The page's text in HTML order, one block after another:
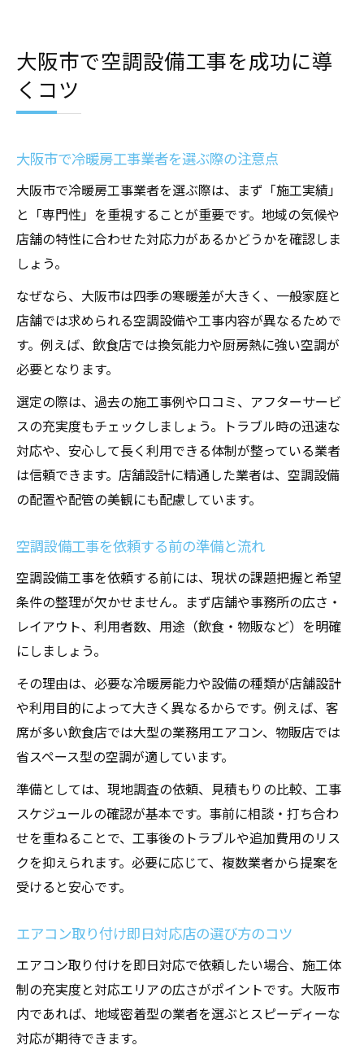
大阪市で空調設備工事を成功に導
くコツ
大阪市で冷暖房工事業者を選ぶ際の注意点
大阪市で冷暖房工事業者を選ぶ際は、まず「施工実績」
と「専門性」を重視することが重要です。地域の気候や
店舗の特性に合わせた対応力があるかどうかを確認しま
しょう。
なぜなら、大阪市は四季の寒暖差が大きく、一般家庭と
店舗では求められる空調設備や工事内容が異なるためで
す。例えば、飲食店では換気能力や厨房熱に強い空調が
必要となります。
選定の際は、過去の施工事例や口コミ、アフターサービ
スの充実度もチェックしましょう。トラブル時の迅速な
対応や、安心して長く利用できる体制が整っている業者
は信頼できます。店舗設計に精通した業者は、空調設備
の配置や配管の美観にも配慮しています。
空調設備工事を依頼する前の準備と流れ
空調設備工事を依頼する前には、現状の課題把握と希望
条件の整理が欠かせません。まず店舗や事務所の広さ・
レイアウト、利用者数、用途（飲食・物販など）を明確
にしましょう。
その理由は、必要な冷暖房能力や設備の種類が店舗設計
や利用目的によって大きく異なるからです。例えば、客
席が多い飲食店では大型の業務用エアコン、物販店では
省スペース型の空調が適しています。
準備としては、現地調査の依頼、見積もりの比較、工事
スケジュールの確認が基本です。事前に相談・打ち合わ
せを重ねることで、工事後のトラブルや追加費用のリス
クを抑えられます。必要に応じて、複数業者から提案を
受けると安心です。
エアコン取り付け即日対応店の選び方のコツ
エアコン取り付けを即日対応で依頼したい場合、施工体
制の充実度と対応エリアの広さがポイントです。大阪市
内であれば、地域密着型の業者を選ぶとスピーディーな
対応が期待できます。